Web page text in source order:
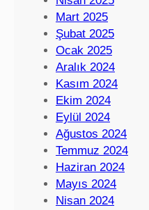
Mart 2025
Şubat 2025
Ocak 2025
Aralık 2024
Kasım 2024
Ekim 2024
Eylül 2024
Ağustos 2024
Temmuz 2024
Haziran 2024
Mayıs 2024
Nisan 2024